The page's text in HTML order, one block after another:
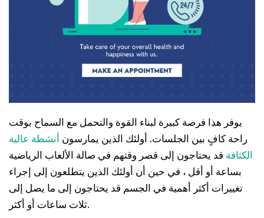
يوفر هذا فرصة كبيرة لبناء القوة والتحمل مع السماح بوقت
راحة كافٍ بين الجلسات. أولئك الذين يمارسون
أنشطة عالية
الكثافة قد يحتاجون إلى قصر وقتهم في صالة الألعاب الرياضية
بساعة أو أقل ، في حين أن أولئك الذين يتطلعون إلى إجراء
تغييرات أكثر أهمية في الجسم قد يحتاجون إلى ما يصل إلى
ثلاث ساعات أو أكثر.